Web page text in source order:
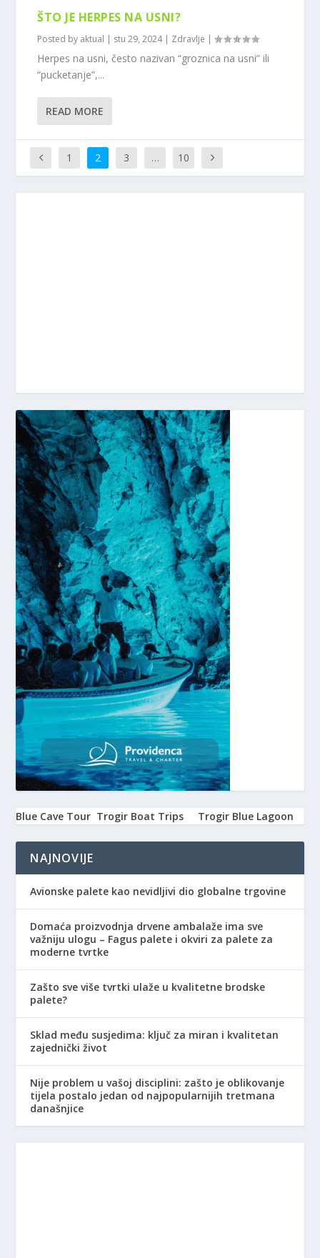
ŠTO JE HERPES NA USNI?
Posted by aktual | stu 29, 2024| Zdravlje |
Herpes na usni, često nazivan “groznica na usni” ili
“pucketanje”,...
READ MORE
1 2 3 … 10
Blue Cave Tour Trogir Boat Trips Trogir Blue Lagoon
NAJNOVIJE
Avionske palete kao nevidljivi dio globalne trgovine
Domaća proizvodnja drvene ambalaže ima sve
važniju ulogu – Fagus palete i okviri za palete za
moderne tvrtke
Zašto sve više tvrtki ulaže u kvalitetne brodske
palete?
Sklad među susjedima: ključ za miran i kvalitetan
zajednički život
Nije problem u vašoj disciplini: zašto je oblikovanje
tijela postalo jedan od najpopularnijih tretmana
današnjice